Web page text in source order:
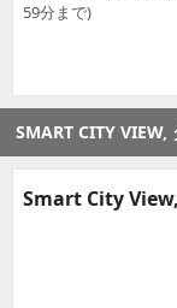
59分まで)
SMART CITY VIEW,
Smart City